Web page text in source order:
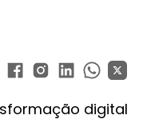
digital